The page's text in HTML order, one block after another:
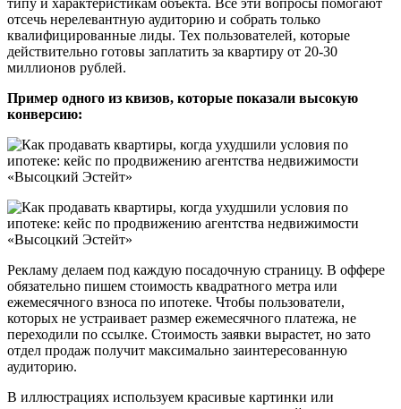
отсечь нерелевантную аудиторию и собрать только
квалифицированные лиды. Тех пользователей, которые
действительно готовы заплатить за квартиру от 20-30
миллионов рублей.
Пример одного из квизов, которые показали высокую
конверсию:
Рекламу делаем под каждую посадочную страницу. В оффере
обязательно пишем стоимость квадратного метра или
ежемесячного взноса по ипотеке. Чтобы пользователи,
которых не устраивает размер ежемесячного платежа, не
переходили по ссылке. Стоимость заявки вырастет, но зато
отдел продаж получит максимально заинтересованную
аудиторию.
В иллюстрациях используем красивые картинки или